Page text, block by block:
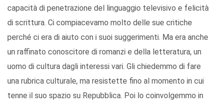
capacità di penetrazione del linguaggio televisivo e felicità
di scrittura. Ci compiacevamo molto delle sue critiche
perché ci era di aiuto con i suoi suggerimenti. Ma era anche
un raffinato conoscitore di romanzi e della letteratura, un
uomo di cultura dagli interessi vari. Gli chiedemmo di fare
una rubrica culturale, ma resistette fino al momento in cui
tenne il suo spazio su Repubblica. Poi lo coinvolgemmo in